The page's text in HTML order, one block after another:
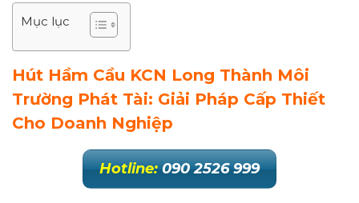
Mục lục
Hút Hầm Cầu KCN Long Thành Môi
Trường Phát Tài: Giải Pháp Cấp Thiết
Cho Doanh Nghiệp
Hotline: 090 2526 999